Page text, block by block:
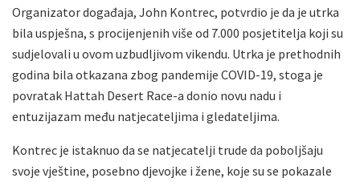
Organizator događaja, John Kontrec, potvrdio je da je utrka
bila uspješna, s procijenjenih više od 7.000 posjetitelja koji su
sudjelovali u ovom uzbudljivom vikendu. Utrka je prethodnih
godina bila otkazana zbog pandemije COVID-19, stoga je
povratak Hattah Desert Race-a donio novu nadu i
entuzijazam među natjecateljima i gledateljima.
Kontrec je istaknuo da se natjecatelji trude da poboljšaju
svoje vještine, posebno djevojke i žene, koje su se pokazale